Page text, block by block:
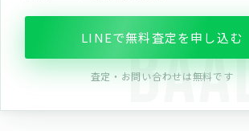
LINEで無料査定を申し込む
査定・お問い合わせは無料です